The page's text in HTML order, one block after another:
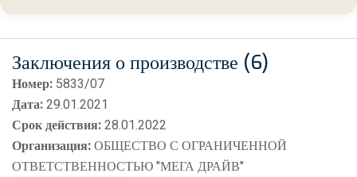
Заключения о производстве (6)
Номер: 5833/07
Дата:29.01.2021
Срок действия:28.01.2022
Организация:ОБЩЕСТВО С ОГРАНИЧЕННОЙ
ОТВЕТСТВЕННОСТЬЮ "МЕГА ДРАЙВ"